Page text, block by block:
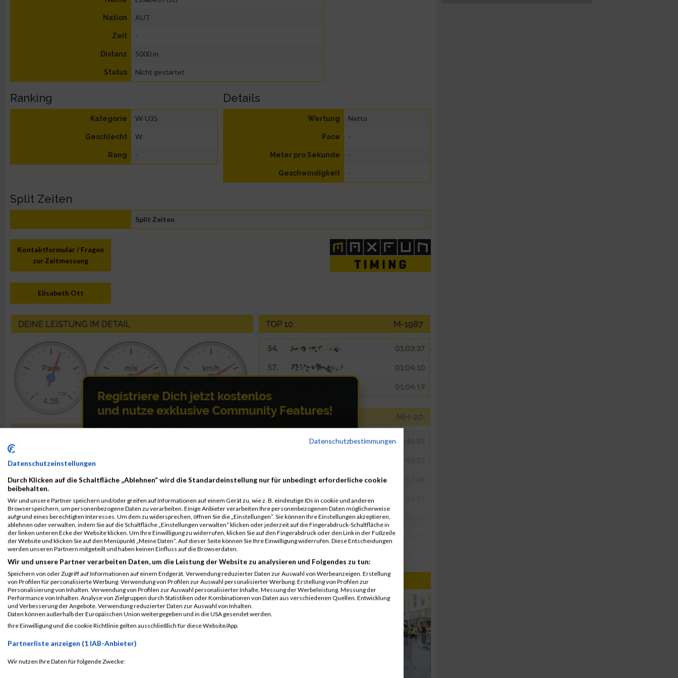
Nation AUT
Zeit -
Distanz 5000 m
Status Nicht gestartet
Ranking
Kategorie W-U35
Geschlecht W
Rang -
Details
Wertung Netto
Pace -
Meter pro Sekunde -
Geschwindigkeit -
Split Zeiten
Split Zeiten
Kontaktformular / Fragen
zur Zeitmessung
Elisabeth Ott
ALBUM GLOBAL 2000 FAIRNESS RUN PRESENTED BY PRO PLANET / 28.06.2016
Datenschutzbestimmungen
Datenschutzeinstellungen
Durch Klicken auf die Schaltfläche „Ablehnen“ wird die Standardeinstellung nur für unbedingt erforderliche cookie
beibehalten.
Wir und unsere Partner speichern und/oder greifen auf Informationen auf einem Gerät zu, wie z. B. eindeutige IDs in cookie und anderen
Browserspeichern, um personenbezogene Daten zu verarbeiten. Einige Anbieter verarbeiten Ihre personenbezogenen Daten möglicherweise
aufgrund eines berechtigten Interesses. Um dem zu widersprechen, öffnen Sie die „Einstellungen“. Sie können Ihre Einstellungen akzeptieren,
ablehnen oder verwalten, indem Sie auf die Schaltfläche „Einstellungen verwalten“ klicken oder jederzeit auf die Fingerabdruck-Schaltfläche in
der linken unteren Ecke der Website klicken. Um Ihre Einwilligung zu widerrufen, klicken Sie auf den Fingerabdruck oder den Link in der Fußzeile
der Website und klicken Sie auf den Menüpunkt „Meine Daten“. Auf dieser Seite können Sie Ihre Einwilligung widerrufen. Diese Entscheidungen
werden unseren Partnern mitgeteilt und haben keinen Einfluss auf die Browserdaten.
Wir und unsere Partner verarbeiten Daten, um die Leistung der Website zu analysieren und Folgendes zu tun:
Speichern von oder Zugriff auf Informationen auf einem Endgerät. Verwendung reduzierter Daten zur Auswahl von Werbeanzeigen. Erstellung
von Profilen für personalisierte Werbung. Verwendung von Profilen zur Auswahl personalisierter Werbung. Erstellung von Profilen zur
Personalisierung von Inhalten. Verwendung von Profilen zur Auswahl personalisierter Inhalte. Messung der Werbeleistung. Messung der
Performance von Inhalten. Analyse von Zielgruppen durch Statistiken oder Kombinationen von Daten aus verschiedenen Quellen. Entwicklung
und Verbesserung der Angebote. Verwendung reduzierter Daten zur Auswahl von Inhalten.
Daten können außerhalb der Europäischen Union weitergegeben und in die USA gesendet werden.
Ihre Einwilligung und die cookie Richtlinie gelten ausschließlich für diese Website/App.
Partnerliste anzeigen (1 IAB-Anbieter)
Wir nutzen Ihre Daten für folgende Zwecke: